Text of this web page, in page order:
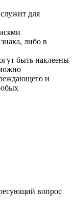
для
либо в
быть наклеены
и
вопрос